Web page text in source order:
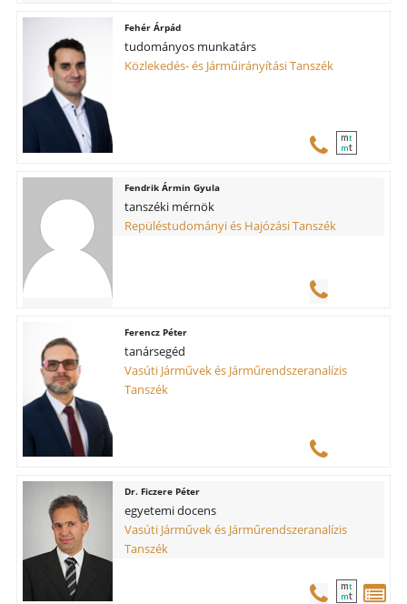
Fehér Árpád
tudományos munkatárs
Közlekedés- és Járműirányítási Tanszék
mt
mt
Fendrik Ármin Gyula
tanszéki mérnök
Repüléstudományi és Hajózási Tanszék
Ferencz Péter
tanársegéd
Vasúti Járművek és Járműrendszeranalízis
Tanszék
Ficzere Péter
egyetemi docens
Vasúti Járművek és Járműrendszeranalízis
Tanszék
mt
mt